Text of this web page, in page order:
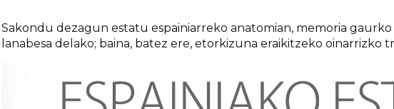
Sakondu dezagun estatu espainiarreko anatomian, memoria
lanabesa delako; baina, batez ere, etorkizuna eraikitzeko oinarrizko